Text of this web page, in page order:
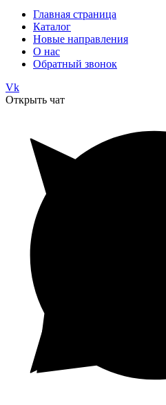
Главная страница
Каталог
Новые направления
О нас
Обратный звонок
Vk
Открыть чат